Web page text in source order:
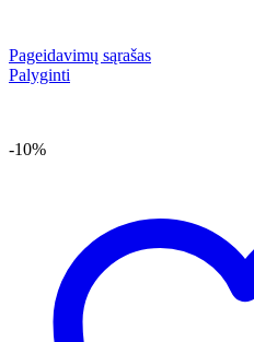
Pageidavimų sąrašas
Palyginti
-10%